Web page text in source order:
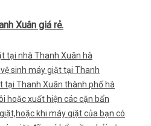
Xuân giá rẻ.
tại nhà Thanh Xuân hà
sinh máy giặt tại Thanh
tại Thanh Xuân thành phố hà
hoặc xuất hiện các cặn bẩn
khi máy giặt của bạn có